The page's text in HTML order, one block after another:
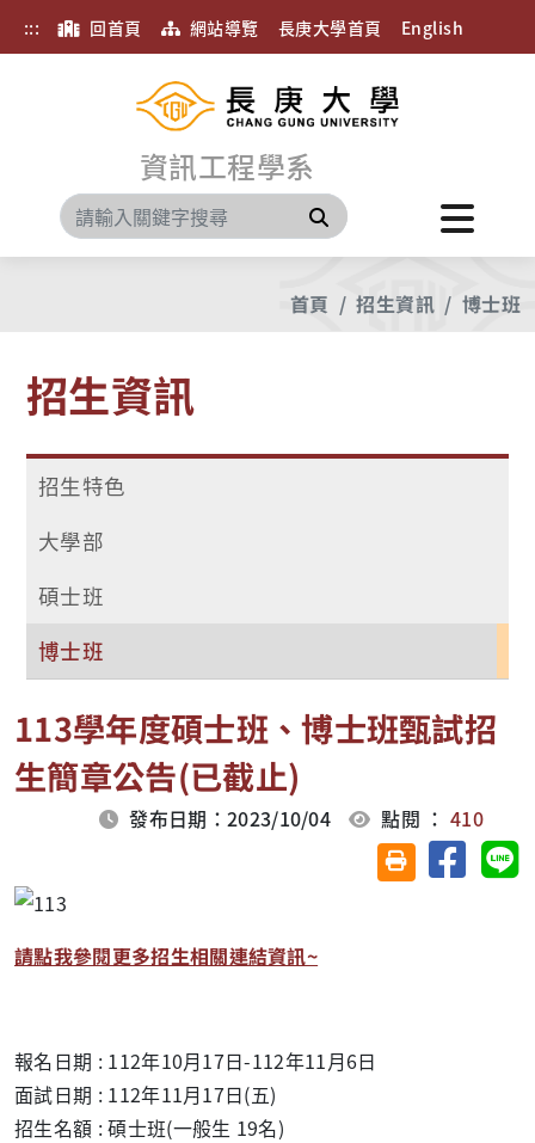
::: 回首頁 網站導覽 長庚大學首頁 English
資訊工程學系
搜尋
首頁 招生資訊 博士班
招生資訊
招生特色
大學部
碩士班
博士班
113學年度碩士班、博士班甄試招
生簡章公告(已截止)
發布日期：2023/10/04 點閱 ：410
友善列印(另開視
分享至
請點我參閱更多招生相關連結資訊~
報名日期 : 112年10月17日-112年11月6日
面試日期 : 112年11月17日(五)
招生名額 : 碩士班(一般生 19名)